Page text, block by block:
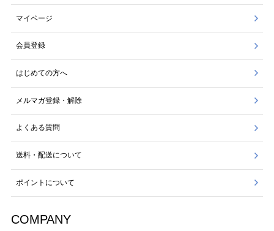
マイページ
会員登録
はじめての方へ
メルマガ登録・解除
よくある質問
送料・配送について
ポイントについて
COMPANY